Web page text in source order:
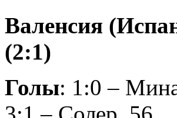
Валенсия
(2:1)
Голы: 1:0 –